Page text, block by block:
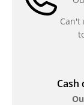
Can't
Cash